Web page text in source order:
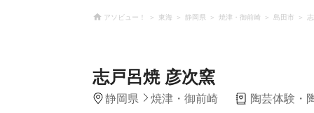
アソビュー！ 東海 静岡県 焼津・御前崎 島田市
志戸呂焼 彦次窯
静岡県 焼津・御前崎 陶芸体験・